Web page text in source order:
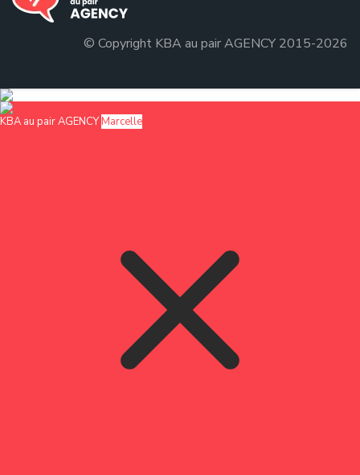
© Copyright KBA au pair AGENCY 2015-2026
KBA au pair AGENCYMarcelle